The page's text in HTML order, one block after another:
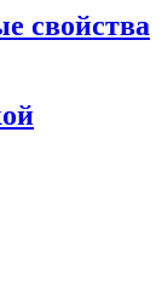
свойства